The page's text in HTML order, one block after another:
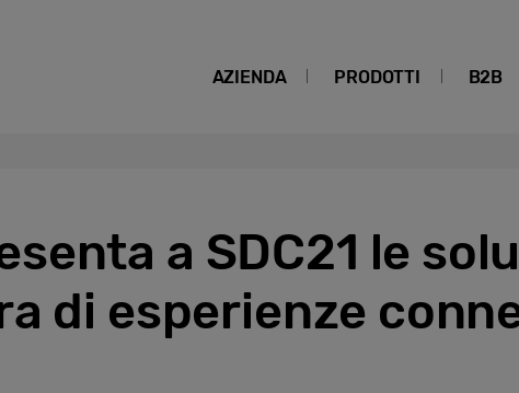
AZIENDA PRODOTTI B2B
a SDC21 le
di esperienze